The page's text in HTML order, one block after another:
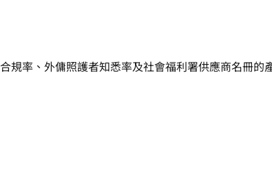
規率、外傭照護者知悉率及社會福利署供應商名冊